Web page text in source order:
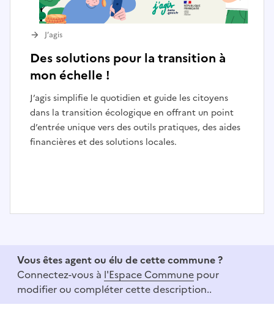
Des solutions pour la transition à
mon échelle !
J’agis simplifie le quotidien et guide les citoyens
dans la transition écologique en offrant un point
d’entrée unique vers des outils pratiques, des aides
financières et des solutions locales.
J’agis
f
Vous êtes agent ou élu de cette commune ?
Connectez-vous à l'Espace Commune pour
modifier ou compléter cette description..